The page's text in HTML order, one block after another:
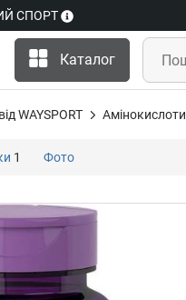
СПОРТ
Каталог
WAYSPORT Амінокислоти
1 Фото